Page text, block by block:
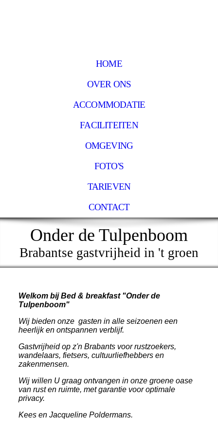
HOME
OVER ONS
ACCOMMODATIE
FACILITEITEN
OMGEVING
FOTO'S
TARIEVEN
CONTACT
Onder de Tulpenboom
Brabantse gastvrijheid in 't groen
Welkom bij Bed & breakfast "Onder de
Tulpenboom"
Wij bieden onze gasten in alle seizoenen een
heerlijk en ontspannen verblijf.
Gastvrijheid op z'n Brabants voor rustzoekers,
wandelaars, fietsers, cultuurliefhebbers en
zakenmensen.
Wij willen U graag ontvangen in onze groene oase
van rust en ruimte, met garantie voor optimale
privacy.
Kees en Jacqueline Poldermans.